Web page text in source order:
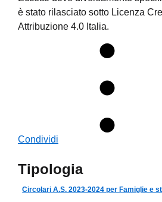
è stato rilasciato sotto Licenza
Attribuzione 4.0 Italia.
Condividi
Tipologia
Circolari A.S. 2023-2024 per Famiglie e